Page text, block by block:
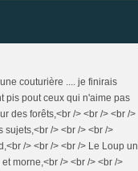
couturière .... je finirais
pis pout ceux qui n'aime pas
des forêts,<br /> <br /> <br />
/> <br /> <br />
/> <br /> <br /> Le Loup un
morne,<br /> <br /> <br />